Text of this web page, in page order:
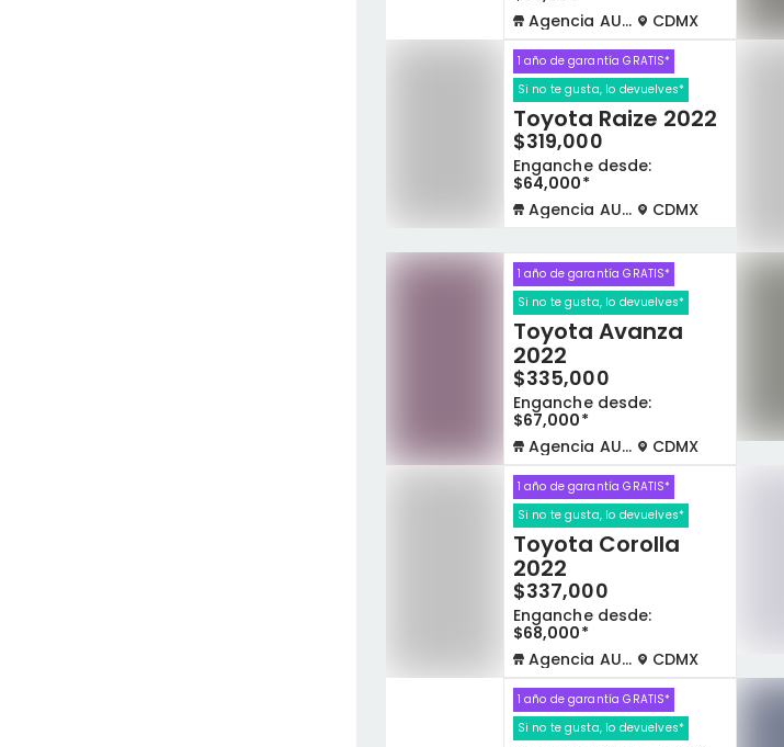
Agencia AUTOCOM
CDMX
1 año de garantía GRATIS*
Si no te gusta, lo devuelves*
Toyota Raize 2022
$319,000
Enganche desde:
$64,000*
Agencia AUTOCOM
CDMX
1 año de garantía GRATIS*
Si no te gusta, lo devuelves*
Toyota Avanza
2022
$335,000
Enganche desde:
$67,000*
Agencia AUTOCOM
CDMX
1 año de garantía GRATIS*
Si no te gusta, lo devuelves*
Toyota Corolla
2022
$337,000
Enganche desde:
$68,000*
Agencia AUTOCOM
CDMX
1 año de garantía GRATIS*
Si no te gusta, lo devuelves*